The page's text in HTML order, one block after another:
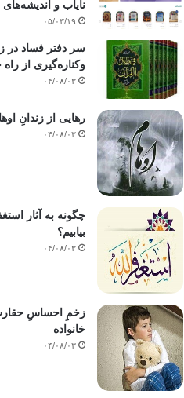
نایاب و اندیشه‌های
۰۵/۰۳/۱۹
سر دفتر فساد در
وکناره‌گیری از
۰۴/۰۸/۰۳
رهایی از زندانِ
۰۴/۰۸/۰۳
چگونه به آثار
بیابیم؟
۰۴/۰۸/۰۳
زخمِ احساسِ
خانواده
۰۴/۰۸/۰۳